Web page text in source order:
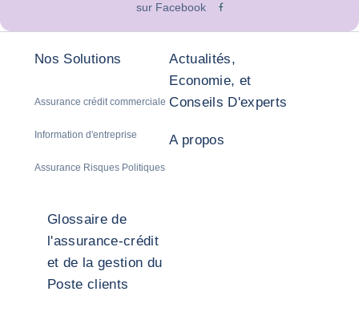
sur Facebook
Nos Solutions
Assurance crédit commerciale
Information d'entreprise
Assurance Risques Politiques
Actualités,
Economie, et
Conseils D'experts
A propos
Glossaire de
l'assurance-crédit
et de la gestion du
Poste clients